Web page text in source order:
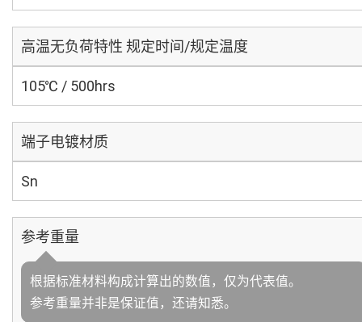
高温无负荷特性 规定时间/规定温度
105℃ / 500hrs
端子电镀材质
Sn
参考重量
根据标准材料构成计算出的数值，仅为代表值。
参考重量并非是保证值，还请知悉。